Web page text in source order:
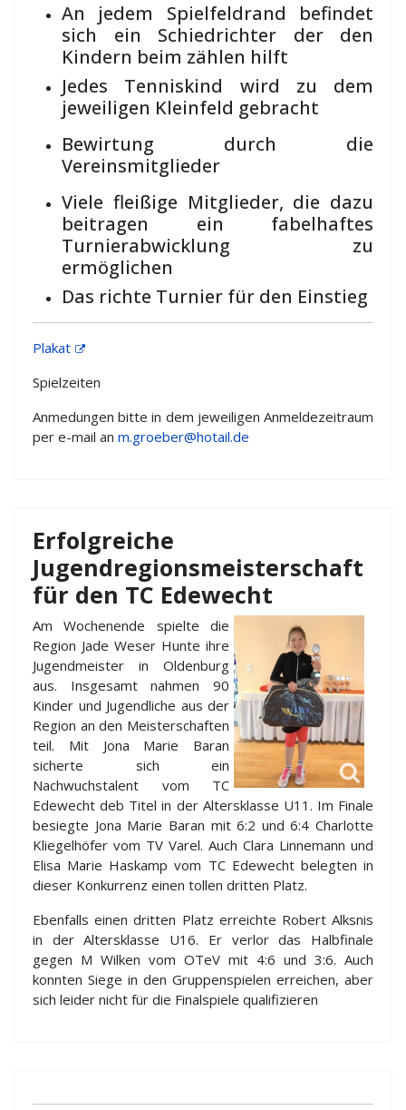
An jedem Spielfeldrand befindet
sich ein Schiedrichter der den
Kindern beim zählen hilft
Jedes Tenniskind wird zu dem
jeweiligen Kleinfeld gebracht
Bewirtung durch die
Vereinsmitglieder
Viele fleißige Mitglieder, die dazu
beitragen ein fabelhaftes
Turnierabwicklung zu
ermöglichen
Das richte Turnier für den Einstieg
Plakat
Spielzeiten
Anmedungen bitte in dem jeweiligen Anmeldezeitraum
per e-mail an m.groeber@hotail.de
Erfolgreiche
Jugendregionsmeisterschaft
für den TC Edewecht
Am Wochenende spielte die
Region Jade Weser Hunte ihre
Jugendmeister in Oldenburg
aus. Insgesamt nahmen 90
Kinder und Jugendliche aus der
Region an den Meisterschaften
teil. Mit Jona Marie Baran
sicherte sich ein
Nachwuchstalent vom TC
Edewecht deb Titel in der Altersklasse U11. Im Finale
besiegte Jona Marie Baran mit 6:2 und 6:4 Charlotte
Kliegelhöfer vom TV Varel. Auch Clara Linnemann und
Elisa Marie Haskamp vom TC Edewecht belegten in
dieser Konkurrenz einen tollen dritten Platz.
Ebenfalls einen dritten Platz erreichte Robert Alksnis
in der Altersklasse U16. Er verlor das Halbfinale
gegen M Wilken vom OTeV mit 4:6 und 3:6. Auch
konnten Siege in den Gruppenspielen erreichen, aber
sich leider nicht für die Finalspiele qualifizieren